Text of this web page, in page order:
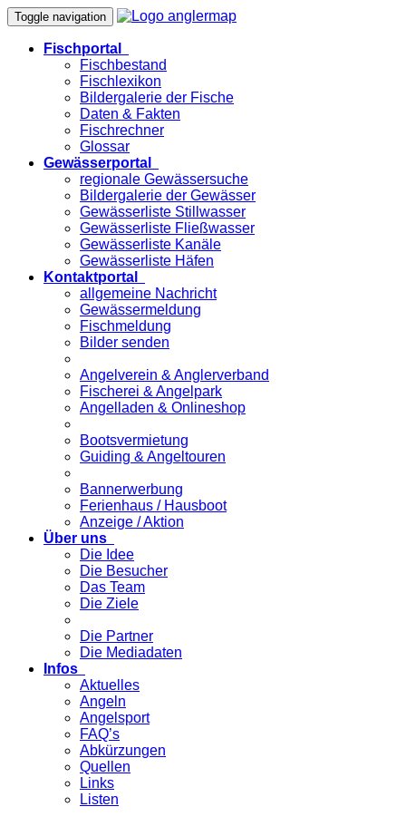
Toggle navigation
Fischportal
Fischbestand
Fischlexikon
Bildergalerie der Fische
Daten & Fakten
Fischrechner
Glossar
Gewässerportal
regionale Gewässersuche
Bildergalerie der Gewässer
Gewässerliste Stillwasser
Gewässerliste Fließwasser
Gewässerliste Kanäle
Gewässerliste Häfen
Kontaktportal
allgemeine Nachricht
Gewässermeldung
Fischmeldung
Bilder senden
Angelverein & Anglerverband
Fischerei & Angelpark
Angelladen & Onlineshop
Bootsvermietung
Guiding & Angeltouren
Bannerwerbung
Ferienhaus / Hausboot
Anzeige / Aktion
Über uns
Die Idee
Die Besucher
Das Team
Die Ziele
Die Partner
Die Mediadaten
Infos
Aktuelles
Angeln
Angelsport
FAQ’s
Abkürzungen
Quellen
Links
Listen